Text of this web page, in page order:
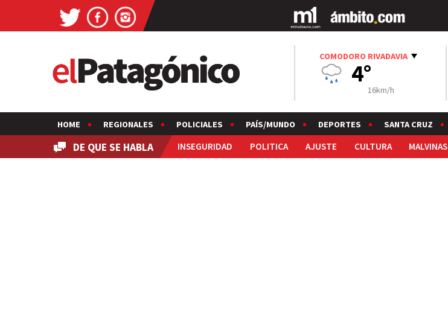
COMODORO RIVADAVIA
4°
16km/h
HOME REGIONALES POLICIALES PAÍS/MUNDO DEPORTES SANTA CRUZ
DE QUE SE HABLA INSEGURIDAD POLITICA AJUSTE CULTURA MALVINAS